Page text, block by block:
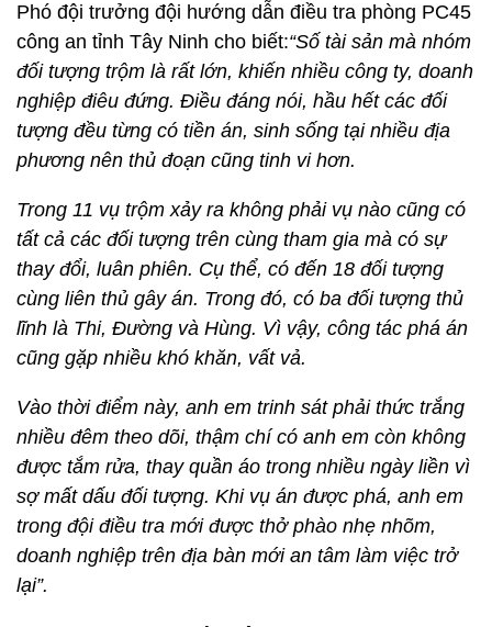
Phó đội trưởng đội hướng dẫn điều tra phòng PC45
công an tỉnh Tây Ninh cho biết:“Số tài sản mà nhóm
đối tượng trộm là rất lớn, khiến nhiều công ty, doanh
nghiệp điêu đứng. Điều đáng nói, hầu hết các đối
tượng đều từng có tiền án, sinh sống tại nhiều địa
phương nên thủ đoạn cũng tinh vi hơn.
Trong 11 vụ trộm xảy ra không phải vụ nào cũng có
tất cả các đối tượng trên cùng tham gia mà có sự
thay đổi, luân phiên. Cụ thể, có đến 18 đối tượng
cùng liên thủ gây án. Trong đó, có ba đối tượng thủ
lĩnh là Thi, Đường và Hùng. Vì vậy, công tác phá án
cũng gặp nhiều khó khăn, vất vả.
Vào thời điểm này, anh em trinh sát phải thức trắng
nhiều đêm theo dõi, thậm chí có anh em còn không
được tắm rửa, thay quần áo trong nhiều ngày liền vì
sợ mất dấu đối tượng. Khi vụ án được phá, anh em
trong đội điều tra mới được thở phào nhẹ nhõm,
doanh nghiệp trên địa bàn mới an tâm làm việc trở
lại”.